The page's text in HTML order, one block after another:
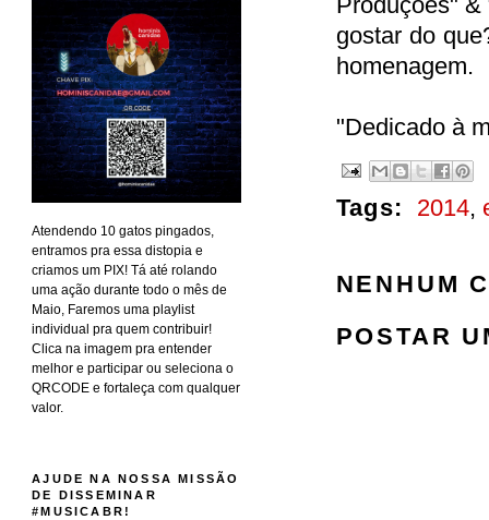
gostar do
homenagem.
"Dedicado à
Tags: 2014,
NENHUM
POSTAR
Atendendo 10 gatos pingados,
entramos pra essa distopia e
criamos um PIX! Tá até rolando
uma ação durante todo o mês de
Maio, Faremos uma playlist
individual pra quem contribuir!
Clica na imagem pra entender
melhor e participar ou seleciona o
QRCODE e fortaleça com qualquer
valor.
AJUDE NA NOSSA MISSÃO
DE DISSEMINAR
#MUSICABR!